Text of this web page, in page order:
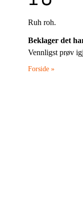
Ruh roh.
Beklager det
Vennligst prøv
Forside »